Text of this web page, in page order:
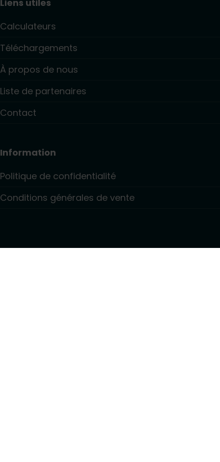
Liens utiles
Calculateurs
Téléchargements
À propos de nous
Liste de partenaires
Contact
Information
Politique de confidentialité
Conditions générales de vente